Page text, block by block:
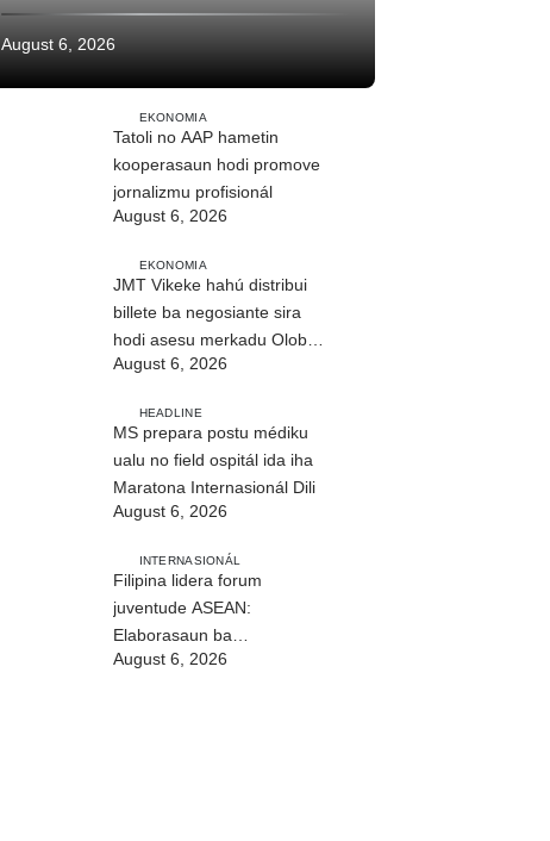
August 6, 2026
EKONOMIA
Tatoli no AAP hametin
kooperasaun hodi promove
jornalizmu profisionál
August 6, 2026
EKONOMIA
JMT Vikeke hahú distribui
billete ba negosiante sira
hodi asesu merkadu Olobai
August 6, 2026
HEADLINE
MS prepara postu médiku
ualu no field ospitál ida iha
Maratona Internasionál Dili
August 6, 2026
INTERNASIONÁL
Filipina lidera forum
juventude ASEAN:
Elaborasaun ba
deklarasaun reziliénsia
August 6, 2026